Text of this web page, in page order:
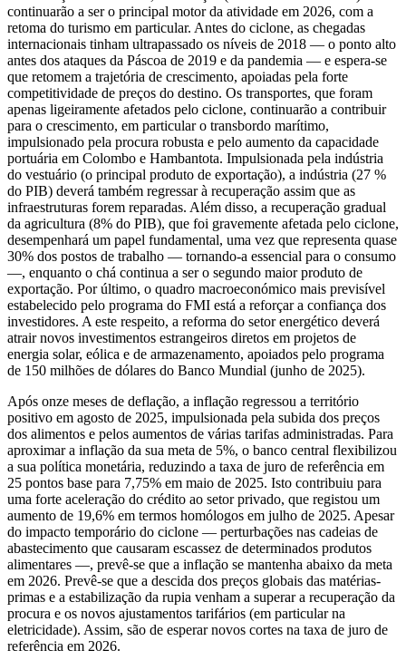
continuarão a ser o principal motor da atividade em 2026, com a
retoma do turismo em particular. Antes do ciclone, as chegadas
internacionais tinham ultrapassado os níveis de 2018 — o ponto alto
antes dos ataques da Páscoa de 2019 e da pandemia — e espera-se
que retomem a trajetória de crescimento, apoiadas pela forte
competitividade de preços do destino. Os transportes, que foram
apenas ligeiramente afetados pelo ciclone, continuarão a contribuir
para o crescimento, em particular o transbordo marítimo,
impulsionado pela procura robusta e pelo aumento da capacidade
portuária em Colombo e Hambantota. Impulsionada pela indústria
do vestuário (o principal produto de exportação), a indústria (27 %
do PIB) deverá também regressar à recuperação assim que as
infraestruturas forem reparadas. Além disso, a recuperação gradual
da agricultura (8% do PIB), que foi gravemente afetada pelo ciclone,
desempenhará um papel fundamental, uma vez que representa quase
30% dos postos de trabalho — tornando-a essencial para o consumo
—, enquanto o chá continua a ser o segundo maior produto de
exportação. Por último, o quadro macroeconómico mais previsível
estabelecido pelo programa do FMI está a reforçar a confiança dos
investidores. A este respeito, a reforma do setor energético deverá
atrair novos investimentos estrangeiros diretos em projetos de
energia solar, eólica e de armazenamento, apoiados pelo programa
de 150 milhões de dólares do Banco Mundial (junho de 2025).
Após onze meses de deflação, a inflação regressou a território
positivo em agosto de 2025, impulsionada pela subida dos preços
dos alimentos e pelos aumentos de várias tarifas administradas. Para
aproximar a inflação da sua meta de 5%, o banco central flexibilizou
a sua política monetária, reduzindo a taxa de juro de referência em
25 pontos base para 7,75% em maio de 2025. Isto contribuiu para
uma forte aceleração do crédito ao setor privado, que registou um
aumento de 19,6% em termos homólogos em julho de 2025. Apesar
do impacto temporário do ciclone — perturbações nas cadeias de
abastecimento que causaram escassez de determinados produtos
alimentares —, prevê-se que a inflação se mantenha abaixo da meta
em 2026. Prevê-se que a descida dos preços globais das matérias-
primas e a estabilização da rupia venham a superar a recuperação da
procura e os novos ajustamentos tarifários (em particular na
eletricidade). Assim, são de esperar novos cortes na taxa de juro de
referência em 2026.